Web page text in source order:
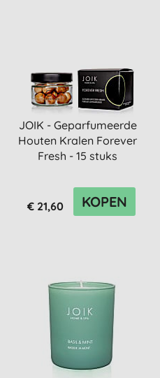
JOIK - Geparfumeerde
Houten Kralen Forever
Fresh - 15 stuks
€ 21,60 KOPEN